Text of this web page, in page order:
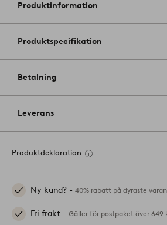
Produktinformation
Produktspecifikation
Betalning
Leverans
Produktdeklaration
Ny kund? - 40% rabatt på dyraste
Fri frakt - Gäller för postpaket över 649